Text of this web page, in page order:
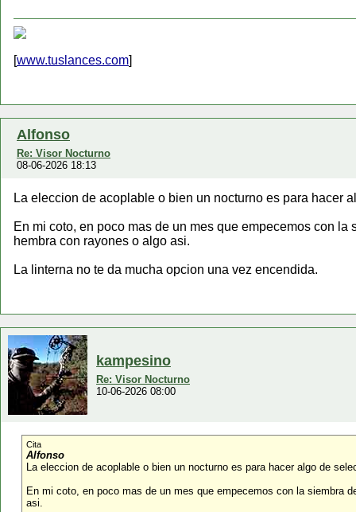
[www.tuslances.com]
Alfonso
Re: Visor Nocturno
08-06-2026 18:13
La eleccion de acoplable o bien un nocturno es para hacer
En mi coto, en poco mas de un mes que empecemos con
hembra con rayones o algo asi.
La linterna no te da mucha opcion una vez encendida.
kampesino
Re: Visor Nocturno
10-06-2026 08:00
Cita
Alfonso
La eleccion de acoplable o bien un nocturno es para hacer algo de
En mi coto, en poco mas de un mes que empecemos con la siembra
asi.